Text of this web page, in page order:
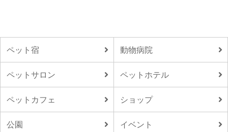
ペット宿 動物病院
ペットサロン ペットホテル
ペットカフェ ショップ
公園 イベント